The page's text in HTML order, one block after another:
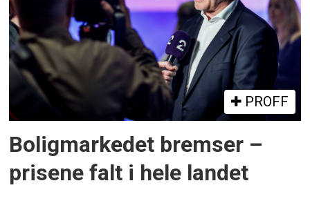
PROFF
Boligmarkedet bremser –
prisene falt i hele landet